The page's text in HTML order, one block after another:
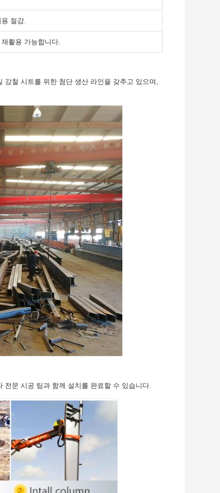
절감.
활용 가능합니다.
철 시트를 위한 첨단 생산 라인을 갖추고 있으며,
문 시공 팀과 함께 설치를 완료할 수 있습니다.